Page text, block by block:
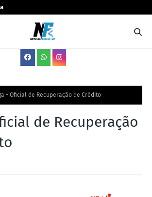
- Oficial de Recuperação de Crédito
de Recuperação